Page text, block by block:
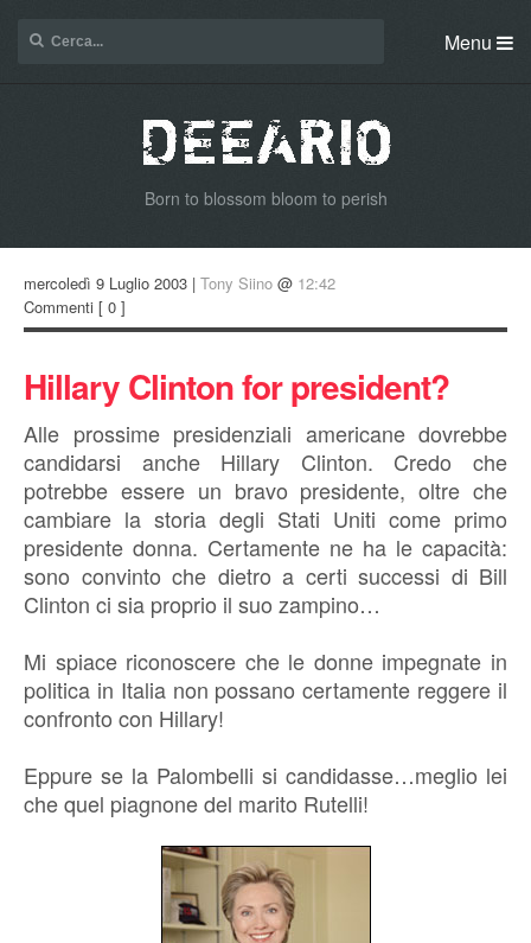
Menu
Born to blossom bloom to perish
mercoledì 9 Luglio 2003 | Tony Siino @ 12:42
Commenti [ 0 ]
Hillary Clinton for president?
Alle prossime presidenziali americane dovrebbe
candidarsi anche Hillary Clinton. Credo che
potrebbe essere un bravo presidente, oltre che
cambiare la storia degli Stati Uniti come primo
presidente donna. Certamente ne ha le capacità:
sono convinto che dietro a certi successi di Bill
Clinton ci sia proprio il suo zampino…
Mi spiace riconoscere che le donne impegnate in
politica in Italia non possano certamente reggere il
confronto con Hillary!
Eppure se la Palombelli si candidasse…meglio lei
che quel piagnone del marito Rutelli!